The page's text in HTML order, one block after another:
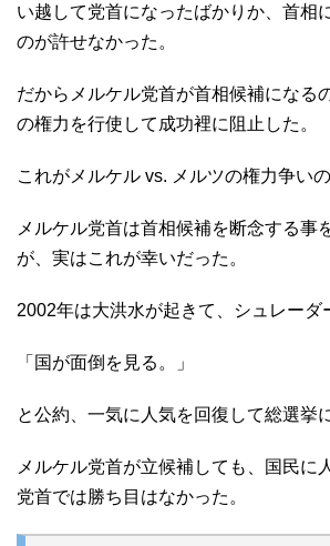
い越して党首になったばかりか、首相
のが許せなかった。
だからメルケル党首が首相候補になる
の権力を行使して成功裡に阻止した。
これがメルケル vs. メルツの権力争い
メルケル党首は首相候補を断念する事
が、実はこれが幸いだった。
2002年は大洪水が起きて、シュレーダ
「国が面倒を見る。」
と公約、一気に人気を回復して総選挙
メルケル党首が立候補しても、国民に
党首では勝ち目はなかった。